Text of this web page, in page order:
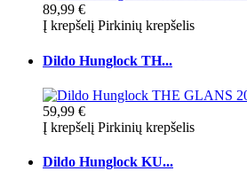
89,99 €
Į krepšelį Pirkinių krepšelis
Dildo Hunglock TH...
59,99 €
Į krepšelį Pirkinių krepšelis
Dildo Hunglock KU...